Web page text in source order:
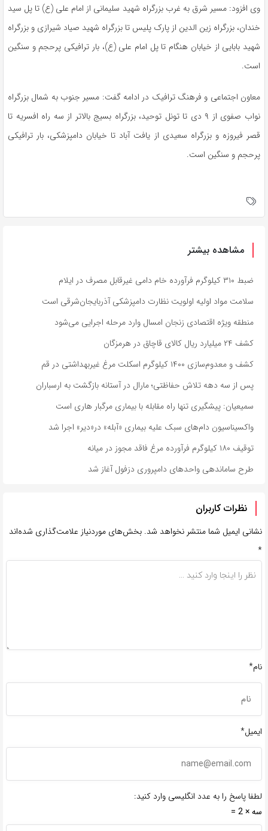
وی افزود: مسیر شرق به غرب بزرگراه شهید سلیمانی از امام علی (ع) تا پل سید
خندان، بزرگراه زین الدین از پارک پلیس تا بزرگراه شهید صیاد شیرازی و بزرگراه
شهید بابایی از خیابان هنگام تا پل امام علی (ع)، بار ترافیکی پرحجم و سنگین
است.
معاون اجتماعی و فرهنگ ترافیک در ادامه گفت: مسیر جنوب به شمال بزرگراه
نواب صفوی از ۹ دی تا تونل توحید، بزرگراه بسیج بالاتر از سه راه افسریه تا
قصر فیروزه و بزرگراه سعیدی از یافت آباد تا خیابان دامپزشکی، بار ترافیکی
پرحجم و سنگین است.
مشاهده بیشتر
ضبط ۳۱۰ کیلوگرم فرآورده خام دامی غیرقابل مصرف در ایلام
سلامت مواد اولیه اولویت نظارت دامپزشکی آذربایجان‌شرقی است
منطقه ویژه اقتصادی زنجان امسال وارد مرحله اجرایی می‌شود
کشف ۲۴ میلیارد ریال کالای قاچاق در هرمزگان
کشف و معدوم‌سازی ۱۴۰۰ کیلوگرم اسکلت مرغ غیربهداشتی در قم
پس از سه دهه تلاش حفاظتی؛ مارال در آستانه بازگشت به ارسباران
سمیعیان: پیشگیری تنها راه مقابله با بیماری مرگبار هاری است
واکسیناسیون دام‌های سبک علیه بیماری «آبله» در«دیر» اجرا شد
توقیف ۱۸۰ کیلوگرم فرآورده مرغ فاقد مجوز در میانه
طرح ساماندهی واحدهای دامپروری دزفول آغاز شد
نظرات کاربران
نشانی ایمیل شما منتشر نخواهد شد. بخش‌های موردنیاز علامت‌گذاری شده‌اند
*
نام*
ایمیل*
لطفا پاسخ را به عدد انگلیسی وارد کنید:
سه × 2 =